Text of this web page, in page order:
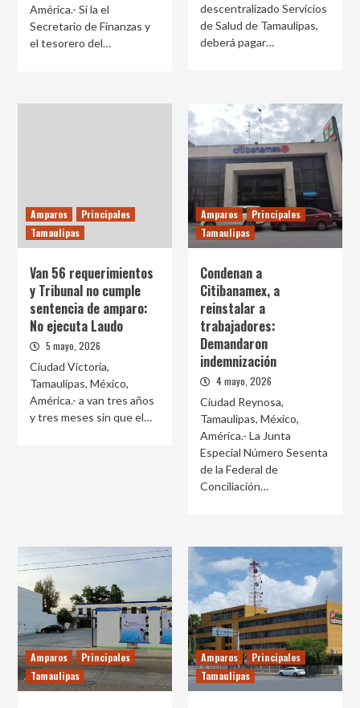
América.- Si la el
Secretario de Finanzas y
el tesorero del…
descentralizado Servicios
de Salud de Tamaulipas,
deberá pagar…
Amparos
Principales
Tamaulipas
Van 56 requerimientos
y Tribunal no cumple
sentencia de amparo:
No ejecuta Laudo
5 mayo, 2026
Ciudad Victoria,
Tamaulipas, México,
América.- a van tres años
y tres meses sin que el…
Amparos
Principales
Tamaulipas
Condenan a
Citibanamex, a
reinstalar a
trabajadores:
Demandaron
indemnización
4 mayo, 2026
Ciudad Reynosa,
Tamaulipas, México,
América.- La Junta
Especial Número Sesenta
de la Federal de
Conciliación…
Amparos
Principales
Tamaulipas
Amparos
Principales
Tamaulipas